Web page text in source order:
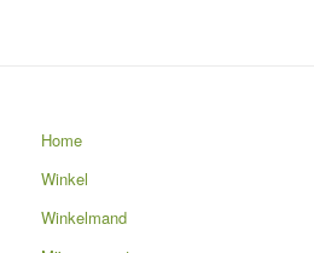
Home
Winkel
Winkelmand